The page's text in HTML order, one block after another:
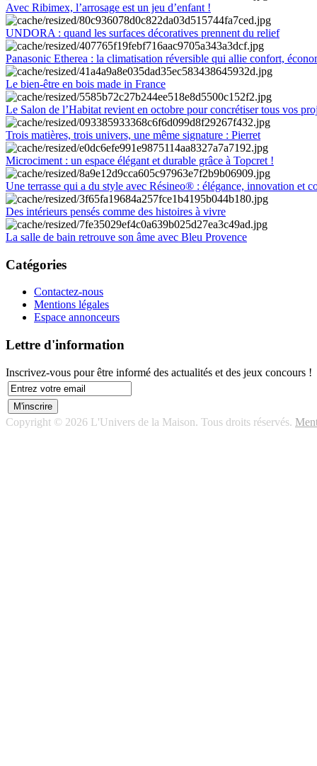
Avec Ribimex, l’arrosage est un jeu d’enfant !
UNDORA : quand les surfaces décoratives prennent du relief
Panasonic Etherea : la climatisation réversible qui allie confort,
Le bien-être en bois made in France
Le Salon de l’Habitat revient en octobre pour concrétiser tous vos
Trois matières, trois univers, une même signature : Pierret
Microciment : un espace élégant et durable grâce à Topcret !
Une terrasse qui a du style avec Résineo® : élégance, innovation et
Des intérieurs pensés comme des histoires à vivre
La salle de bain retrouve son âme avec Bleu Provence
Catégories
Contactez-nous
Mentions légales
Espace annonceurs
Lettre d'information
Inscrivez-vous pour être informé des actualités et des jeux concours !
Copyright © 2026 L'Univers de la Maison. Tous droits réservés.